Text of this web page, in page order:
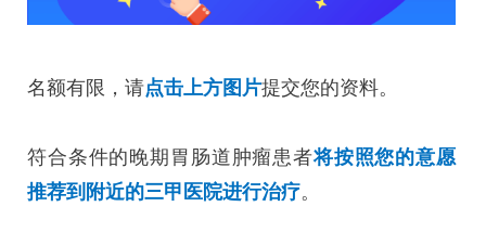
名额有限，请点击上方图片提交您的资料。
符合条件的晚期胃肠道肿瘤患者将按照您的意愿
推荐到附近的三甲医院进行治疗。